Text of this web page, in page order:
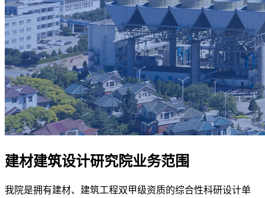
建材建筑设计研究院业务范围
我院是拥有建材、建筑工程双甲级资质的综合性科研设计单